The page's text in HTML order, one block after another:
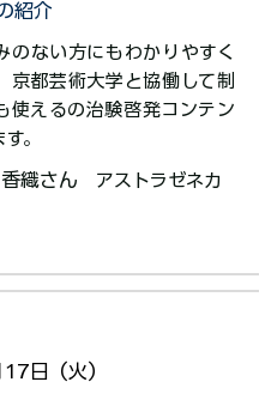
紹介
のない方にもわかりやすく
京都芸術大学と協働して制
使えるの治験啓発コンテン
。​
織さん アストラゼネカ​​​​​​​​​
日（火）